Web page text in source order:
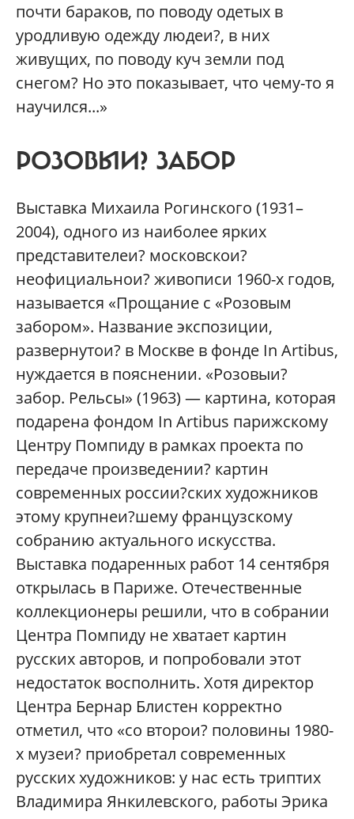
почти бараков, по поводу одетых в
уродливую одежду людеи?, в них
живущих, по поводу куч земли под
снегом? Но это показывает, что чему-то я
научился...»
РОЗОВЫИ? ЗАБОР
Выставка Михаила Рогинского (1931–
2004), одного из наиболее ярких
представителеи? московскои?
неофициальнои? живописи 1960-х годов,
называется «Прощание с «Розовым
забором». Название экспозиции,
развернутои? в Москве в фонде In Artibus,
нуждается в пояснении. «Розовыи?
забор. Рельсы» (1963) — картина, которая
подарена фондом In Artibus парижскому
Центру Помпиду в рамках проекта по
передаче произведении? картин
современных россии?ских художников
этому крупнеи?шему французскому
собранию актуального искусства.
Выставка подаренных работ 14 сентября
открылась в Париже. Отечественные
коллекционеры решили, что в собрании
Центра Помпиду не хватает картин
русских авторов, и попробовали этот
недостаток восполнить. Хотя директор
Центра Бернар Блистен корректно
отметил, что «со второи? половины 1980-
х музеи? приобретал современных
русских художников: у нас есть триптих
Владимира Янкилевского, работы Эрика